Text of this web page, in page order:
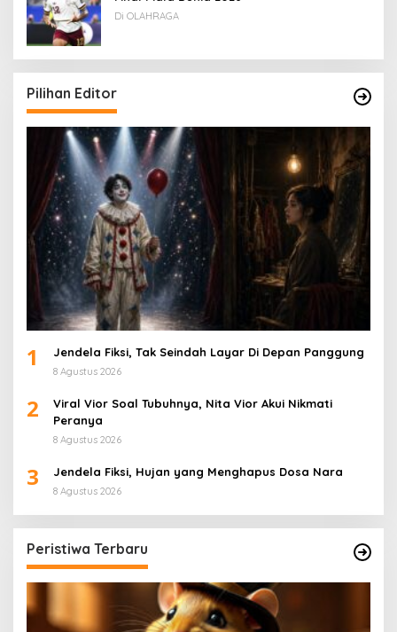
Di OLAHRAGA
Pilihan Editor
1 Jendela Fiksi, Tak Seindah Layar Di Depan Panggung
8 Agustus 2026
2
Viral Vior Soal Tubuhnya, Nita Vior Akui Nikmati
Peranya
8 Agustus 2026
3 Jendela Fiksi, Hujan yang Menghapus Dosa Nara
8 Agustus 2026
Peristiwa Terbaru